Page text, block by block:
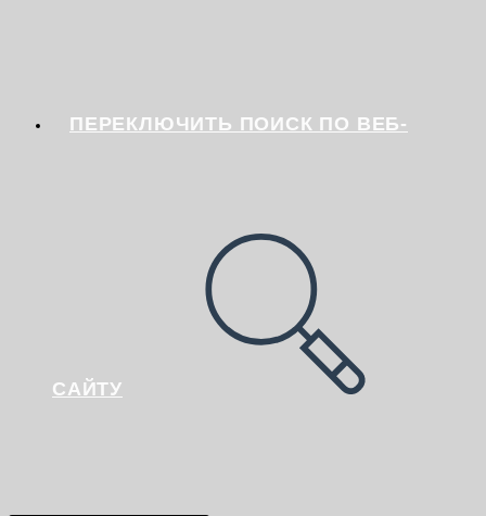
ПЕРЕКЛЮЧИТЬ ПОИСК ПО ВЕБ-
САЙТУ